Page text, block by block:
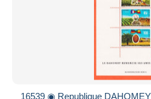
16539 ◉ Republique